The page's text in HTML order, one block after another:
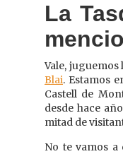
La
Vale,
Blai. Estamos
Castell de
desde hace
mitad de
No te vamos a